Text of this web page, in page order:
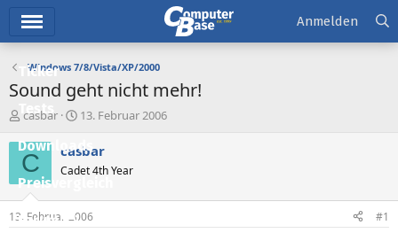
Ticker
Tests
Downloads
Preisvergleich
Forum
Anmelden
Windows 7/8/Vista/XP/2000
Sound geht nicht mehr!
E
s
t
e
e
casbar
E
s
t
e
l
t
13. Februar 2006
C casbar
Cadet 4th Year
13. Februar 2006 #1